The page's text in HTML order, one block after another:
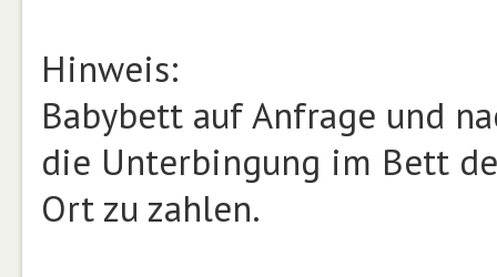
Hinweis:
Babybett auf Anfrage und
die Unterbingung im Bett
Ort zu zahlen.